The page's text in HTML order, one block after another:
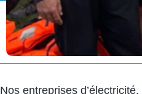
Nos entreprises d’électricité,